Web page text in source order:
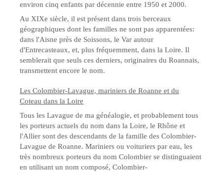
environ cinq enfants par décennie entre 1950 et 2000.
Au XIXe siècle, il est présent dans trois berceaux
géographiques dont les familles ne sont pas apparentées:
dans l'Aisne près de Soissons, le Var autour
d'Entrecasteaux, et, plus fréquemment, dans la Loire. Il
semblerait que seuls ces derniers, originaires du Roannais,
transmettent encore le nom.
Les Colombier-Lavague, mariniers de Roanne et du
Coteau dans la Loire
Tous les Lavague de ma généalogie, et probablement tous
les porteurs actuels du nom dans la Loire, le Rhône et
l'Allier sont des descendants de la famille des Colombier-
Lavague de Roanne. Mariniers ou voituriers par eau, les
très nombreux porteurs du nom Colombier se distinguaient
en utilisant un nom composé, Colombier-